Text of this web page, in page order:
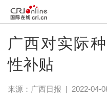
广西对实际
性补贴
来源： 广西日报 | 2022-04-